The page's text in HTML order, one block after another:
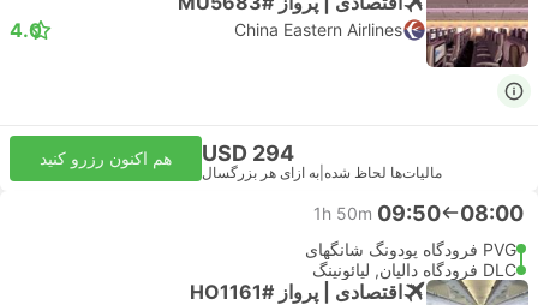
China Eastern Airlines
4.0
USD 294
مالیات‌ها لحاظ شده به ازای هر بزرگسال
هم اکنون رزرو کنید
08:00
09:50
1h 50m
PVG فرودگاه پودونگ شانگهای
DLC فرودگاه دالیان, لیائونینگ
اقتصادی | پرواز #HO1161